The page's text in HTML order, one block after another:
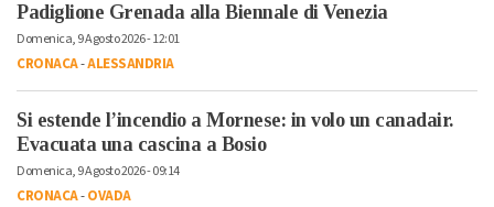
Padiglione Grenada alla Biennale di Venezia
Domenica, 9 Agosto 2026 - 12:01
CRONACA-ALESSANDRIA
Si estende l’incendio a Mornese: in volo un canadair.
Evacuata una cascina a Bosio
Domenica, 9 Agosto 2026 - 09:14
CRONACA-OVADA